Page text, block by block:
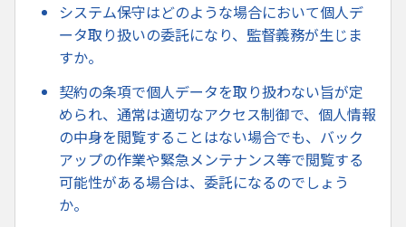
システム保守はどのような場合において個人デ
ータ取り扱いの委託になり、監督義務が生じま
すか。
契約の条項で個人データを取り扱わない旨が定
められ、通常は適切なアクセス制御で、個人情報
の中身を閲覧することはない場合でも、バック
アップの作業や緊急メンテナンス等で閲覧する
可能性がある場合は、委託になるのでしょう
か。